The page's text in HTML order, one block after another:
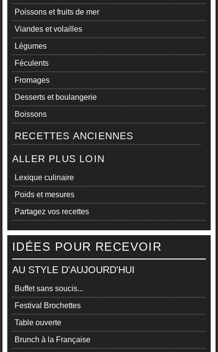
Poissons et fruits de mer
Viandes et volailles
Légumes
Féculents
Fromages
Desserts et boulangerie
Boissons
RECETTES ANCIENNES
ALLER PLUS LOIN
Lexique culinaire
Poids et mesures
Partagez vos recettes
IDÉES POUR RECEVOIR
AU STYLE D'AUJOURD'HUI
Buffet sans soucis...
Festival Brochettes
Table ouverte
Brunch à la Française